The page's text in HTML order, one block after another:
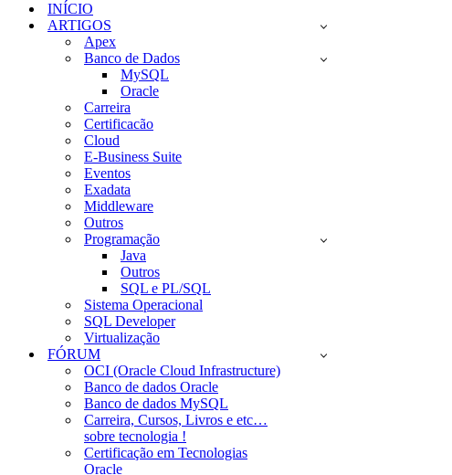
navegaçãoINÍCIO
ARTIGOS
Apex
Banco de Dados
MySQL
Oracle
Carreira
Certificacão
Cloud
E-Business Suite
Eventos
Exadata
Middleware
Outros
Programação
Java
Outros
SQL e PL/SQL
Sistema Operacional
SQL Developer
Virtualização
FÓRUM
OCI (Oracle Cloud Infrastructure)
Banco de dados Oracle
Banco de dados MySQL
Carreira, Cursos, Livros e etc…
sobre tecnologia !
Certificação em Tecnologias
Oracle